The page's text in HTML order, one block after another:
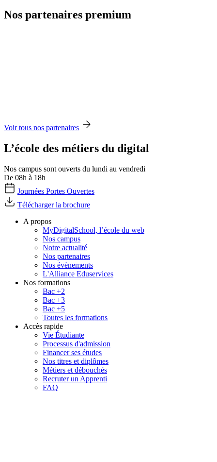
Nos partenaires premium
Voir tous nos partenaires
L’école des métiers du digital
Nos campus sont ouverts du lundi au vendredi
De 08h à 18h
Journées Portes Ouvertes
Télécharger la brochure
A propos
MyDigitalSchool, l’école du web
Nos campus
Notre actualité
Nos partenaires
Nos évènements
L'Alliance Eduservices
Nos formations
Bac +2
Bac +3
Bac +5
Toutes les formations
Accès rapide
Vie Étudiante
Processus d'admission
Financer ses études
Nos titres et diplômes
Métiers et débouchés
Recruter un Apprenti
FAQ